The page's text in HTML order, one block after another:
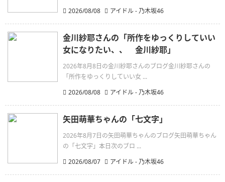
2026/08/08
アイドル - 乃木坂46
金川紗耶さんの「所作をゆっくりしていい
女になりたい、、 金川紗耶」
2026年8月8日の金川紗耶さんのブログ金川紗耶さんの
「所作をゆっくりしていい女 ...
2026/08/08
アイドル - 乃木坂46
矢田萌華ちゃんの「七文字」
2026年8月7日の矢田萌華ちゃんのブログ矢田萌華ちゃん
の「七文字」本日次のブロ ...
2026/08/07
アイドル - 乃木坂46